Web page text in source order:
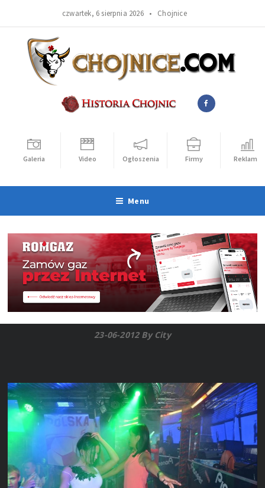
czwartek, 6 sierpnia 2026 • Chojnice
Galeria Video Ogłoszenia Firmy Reklama
Menu
23-06-2012 By City